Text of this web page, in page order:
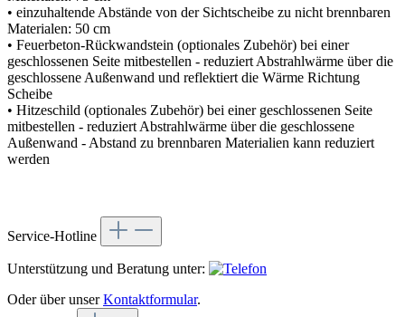
• einzuhaltende Abstände von der Sichtscheibe zu nicht brennbaren
Materialen: 50 cm
• Feuerbeton-Rückwandstein (optionales Zubehör) bei einer
geschlossenen Seite mitbestellen - reduziert Abstrahlwärme über die
geschlossene Außenwand und reflektiert die Wärme Richtung
Scheibe
• Hitzeschild (optionales Zubehör) bei einer geschlossenen Seite
mitbestellen - reduziert Abstrahlwärme über die geschlossene
Außenwand - Abstand zu brennbaren Materialien kann reduziert
werden
Service-Hotline
Unterstützung und Beratung unter:
Oder über unserKontaktformular.